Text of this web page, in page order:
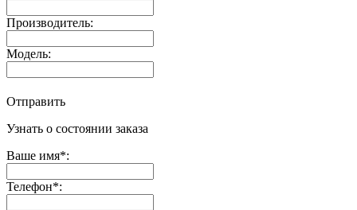
Производитель:
Модель:
Отправить
Узнать о состоянии заказа
Ваше имя*:
Телефон*: